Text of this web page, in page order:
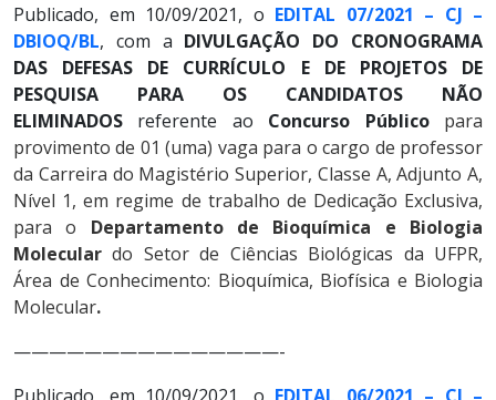
Publicado, em 10/09/2021, o EDITAL 07/2021 – CJ –
DBIOQ/BL, com a DIVULGAÇÃO DO CRONOGRAMA
DAS DEFESAS DE CURRÍCULO E DE PROJETOS DE
PESQUISA PARA OS CANDIDATOS NÃO
ELIMINADOS referente ao Concurso Público para
provimento de 01 (uma) vaga para o cargo de professor
da Carreira do Magistério Superior, Classe A, Adjunto A,
Nível 1, em regime de trabalho de Dedicação Exclusiva,
para o Departamento de Bioquímica e Biologia
Molecular do Setor de Ciências Biológicas da UFPR,
Área de Conhecimento: Bioquímica, Biofísica e Biologia
Molecular.
———————————————-